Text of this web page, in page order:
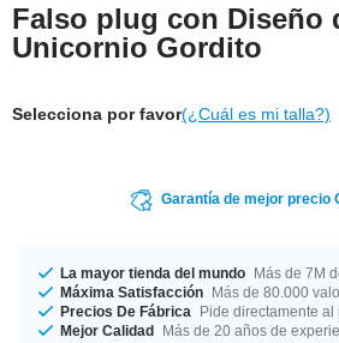
Falso plug con Diseño
Unicornio Gordito
Selecciona por favor(¿Cuál es mi talla?)
Garantía de mejor precio
La mayor tienda del mundo Más de 7M
Máxima Satisfacción Más de 80.000
Precios De Fábrica
Pide directamente al
Mejor Calidad Más de 20 años de